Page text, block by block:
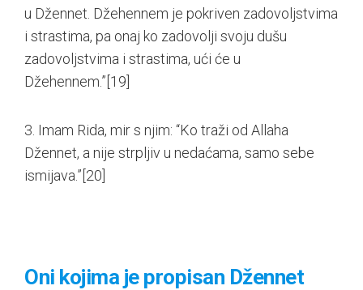
u Džennet. Džehennem je pokriven zadovoljstvima
i strastima, pa onaj ko zadovolji svoju dušu
zadovoljstvima i strastima, ući će u
Džehennem.”[19]
3. Imam Rida, mir s njim: “Ko traži od Allaha
Džennet, a nije strpljiv u nedaćama, samo sebe
ismijava.”[20]
Oni kojima je propisan Džennet